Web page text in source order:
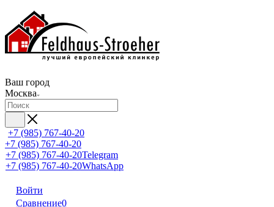
Ваш город
Москва
+7 (985) 767-40-20
+7 (985) 767-40-20
+7 (985) 767-40-20Telegram
+7 (985) 767-40-20WhatsApp
Войти
Сравнение0